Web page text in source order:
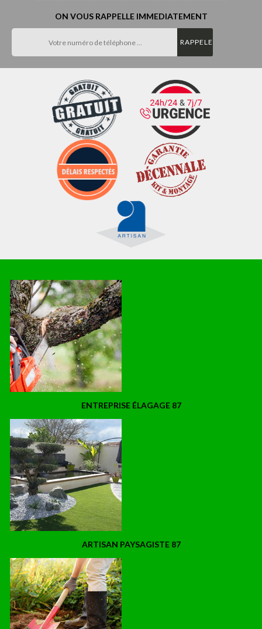
ON VOUS RAPPELLE IMMEDIATEMENT
ENTREPRISE ÉLAGAGE 87
ARTISAN PAYSAGISTE 87